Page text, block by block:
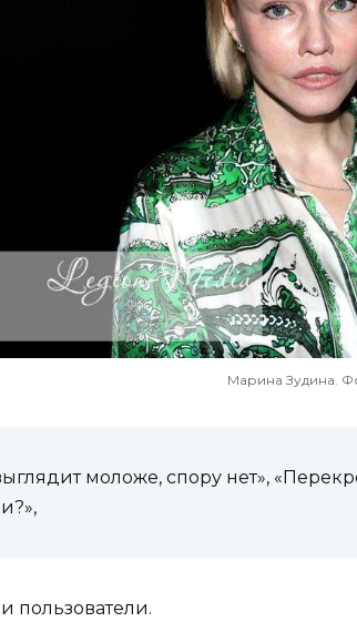
Марина Зудина.
моложе, спору нет»,
пользователи.